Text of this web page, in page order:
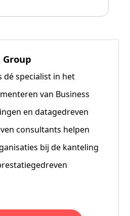
Group
dé specialist in het
van Business
en datagedreven
consultants helpen
bij de kanteling